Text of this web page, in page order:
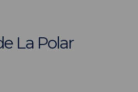
La Polar